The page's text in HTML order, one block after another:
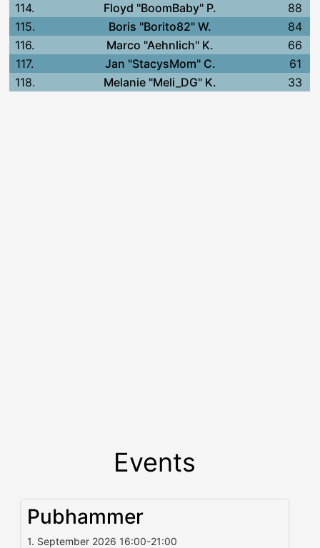
114.
Floyd "BoomBaby" P.
88
115.
Boris "Borito82" W.
84
116.
Marco "Aehnlich" K.
66
117.
Jan "StacysMom" C.
61
118.
Melanie "Meli_DG" K. 33
Events
Pubhammer
1. September 2026 16:00-21:00